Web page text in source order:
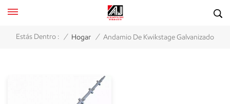
Estás Dentro : / Hogar / Andamio De Kwikstage Galvanizado